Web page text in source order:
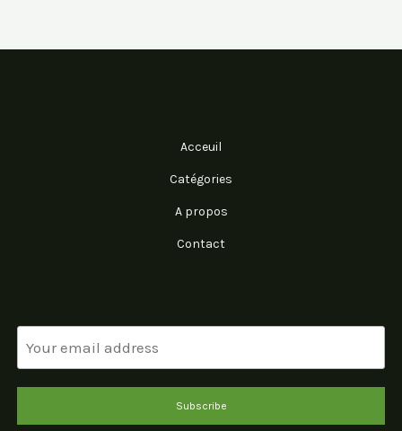
Acceuil
Catégories
A propos
Contact
Subscribe